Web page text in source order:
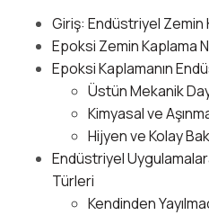
Giriş: Endüstriyel Zemin
Epoksi Zemin Kaplama
Epoksi Kaplamanın
Üstün Mekanik
Kimyasal ve
Hijyen ve Kolay
Endüstriyel
Türleri
Kendinden